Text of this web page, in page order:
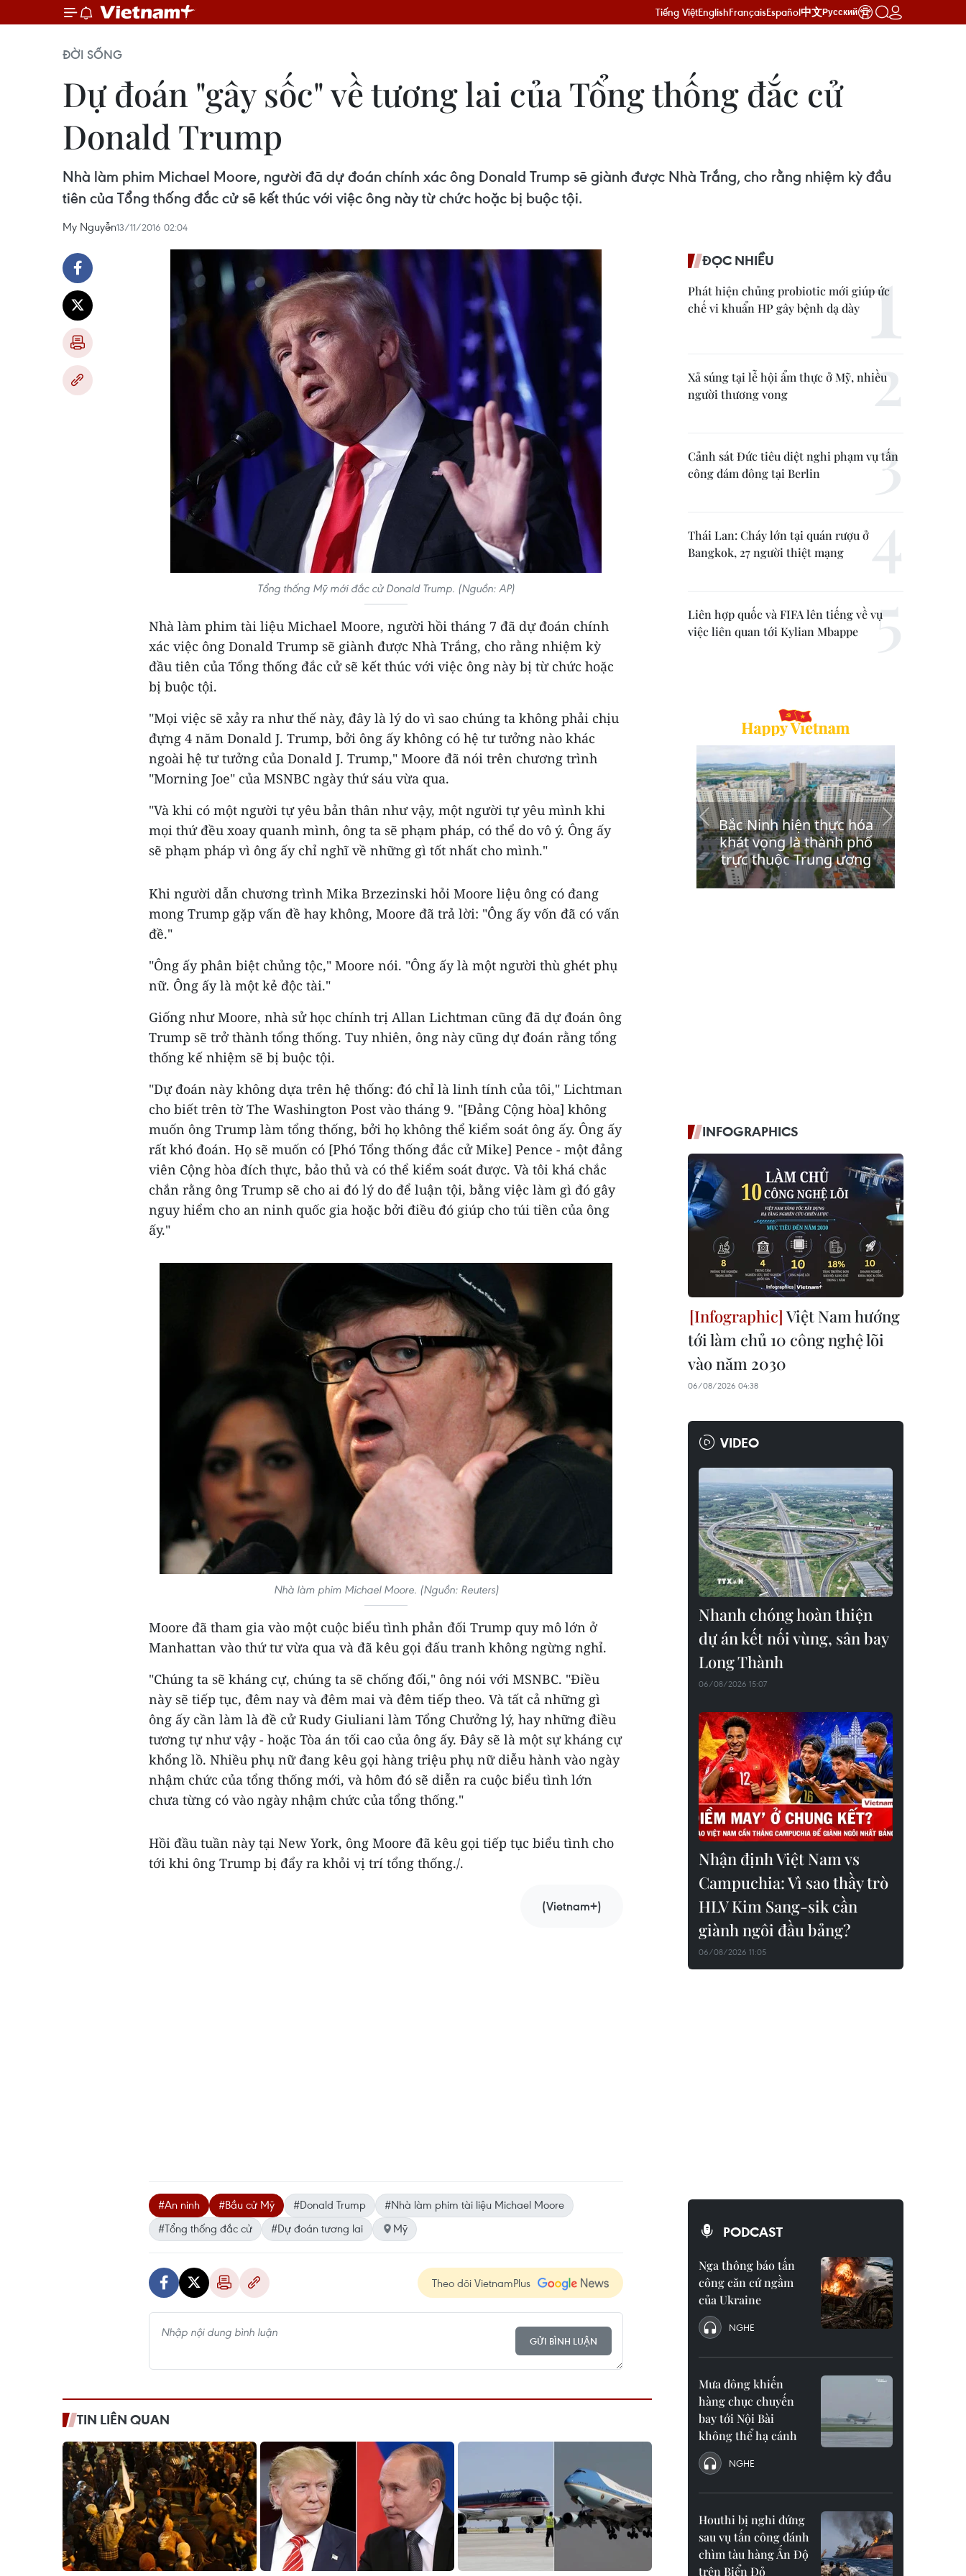
Tiếng ViệtEnglishFrançaisEspañol中文Русский
ĐỜI SỐNG
Dự đoán "gây sốc" về tương lai của Tổng thống đắc cử
Donald Trump
Nhà làm phim Michael Moore, người đã dự đoán chính xác ông Donald Trump sẽ giành được Nhà Trắng, cho rằng nhiệm kỳ đầu
tiên của Tổng thống đắc cử sẽ kết thúc với việc ông này từ chức hoặc bị buộc tội.
My Nguyễn13/11/2016 02:04
Tổng thống Mỹ mới đắc cử Donald Trump. (Nguồn: AP)
Nhà làm phim tài liệu Michael Moore, người hồi tháng 7 đã dự đoán chính
xác việc ông Donald Trump sẽ giành được Nhà Trắng, cho rằng nhiệm kỳ
đầu tiên của Tổng thống đắc cử sẽ kết thúc với việc ông này bị từ chức hoặc
bị buộc tội.
"Mọi việc sẽ xảy ra như thế này, đây là lý do vì sao chúng ta không phải chịu
đựng 4 năm Donald J. Trump, bởi ông ấy không có hệ tư tưởng nào khác
ngoài hệ tư tưởng của Donald J. Trump," Moore đã nói trên chương trình
"Morning Joe" của MSNBC ngày thứ sáu vừa qua.
"Và khi có một người tự yêu bản thân như vậy, một người tự yêu mình khi
mọi thứ đều xoay quanh mình, ông ta sẽ phạm pháp, có thể do vô ý. Ông ấy
sẽ phạm pháp vì ông ấy chỉ nghĩ về những gì tốt nhất cho mình."
Khi người dẫn chương trình Mika Brzezinski hỏi Moore liệu ông có đang
mong Trump gặp vấn đề hay không, Moore đã trả lời: "Ông ấy vốn đã có vấn
đề."
"Ông ấy phân biệt chủng tộc," Moore nói. "Ông ấy là một người thù ghét phụ
nữ. Ông ấy là một kẻ độc tài."
Giống như Moore, nhà sử học chính trị Allan Lichtman cũng đã dự đoán ông
Trump sẽ trở thành tổng thống. Tuy nhiên, ông này cũng dự đoán rằng tổng
thống kế nhiệm sẽ bị buộc tội.
"Dự đoán này không dựa trên hệ thống: đó chỉ là linh tính của tôi," Lichtman
cho biết trên tờ The Washington Post vào tháng 9. "[Đảng Cộng hòa] không
muốn ông Trump làm tổng thống, bởi họ không thể kiểm soát ông ấy. Ông ấy
rất khó đoán. Họ sẽ muốn có [Phó Tổng thống đắc cử Mike] Pence - một đảng
viên Cộng hòa đích thực, bảo thủ và có thể kiểm soát được. Và tôi khá chắc
chắn rằng ông Trump sẽ cho ai đó lý do để luận tội, bằng việc làm gì đó gây
nguy hiểm cho an ninh quốc gia hoặc bởi điều đó giúp cho túi tiền của ông
ấy."
Nhà làm phim Michael Moore. (Nguồn: Reuters)
Moore đã tham gia vào một cuộc biểu tình phản đối Trump quy mô lớn ở
Manhattan vào thứ tư vừa qua và đã kêu gọi đấu tranh không ngừng nghỉ.
"Chúng ta sẽ kháng cự, chúng ta sẽ chống đối," ông nói với MSNBC. "Điều
này sẽ tiếp tục, đêm nay và đêm mai và đêm tiếp theo. Và tất cả những gì
ông ấy cần làm là đề cử Rudy Giuliani làm Tổng Chưởng lý, hay những điều
tương tự như vậy - hoặc Tòa án tối cao của ông ấy. Đây sẽ là một sự kháng cự
khổng lồ. Nhiều phụ nữ đang kêu gọi hàng triệu phụ nữ diễu hành vào ngày
nhậm chức của tổng thống mới, và hôm đó sẽ diễn ra cuộc biểu tình lớn
chưa từng có vào ngày nhậm chức của tổng thống."
Hồi đầu tuần này tại New York, ông Moore đã kêu gọi tiếp tục biểu tình cho
tới khi ông Trump bị đẩy ra khỏi vị trí tổng thống./.
(Vietnam+)
#An ninh #Bầu cử Mỹ #Donald Trump
#Nhà làm phim tài liệu Michael Moore
#Tổng thống đắc cử
#Dự đoán tương lai Mỹ
Theo dõi VietnamPlus
GỬI BÌNH LUẬN
TIN LIÊN QUAN
ĐỌC NHIỀU
Phát hiện chủng probiotic mới giúp ức
chế vi khuẩn HP gây bệnh dạ dày
Xả súng tại lễ hội ẩm thực ở Mỹ, nhiều
người thương vong
Cảnh sát Đức tiêu diệt nghi phạm vụ tấn
công đám đông tại Berlin
Thái Lan: Cháy lớn tại quán rượu ở
Bangkok, 27 người thiệt mạng
Liên hợp quốc và FIFA lên tiếng về vụ
việc liên quan tới Kylian Mbappe
INFOGRAPHICS
Việt Nam hướng
tới làm chủ 10 công nghệ lõi
vào năm 2030
06/08/2026 04:38
VIDEO
Nhanh chóng hoàn thiện
dự án kết nối vùng, sân bay
Long Thành
06/08/2026 15:07
Nhận định Việt Nam vs
Campuchia: Vì sao thầy trò
HLV Kim Sang-sik cần
giành ngôi đầu bảng?
06/08/2026 11:05
PODCAST
Nga thông báo tấn
công căn cứ ngầm
của Ukraine
NGHE
Mưa dông khiến
hàng chục chuyến
bay tới Nội Bài
không thể hạ cánh
NGHE
Houthi bị nghi đứng
sau vụ tấn công đánh
chìm tàu hàng Ấn Độ
trên Biển Đỏ